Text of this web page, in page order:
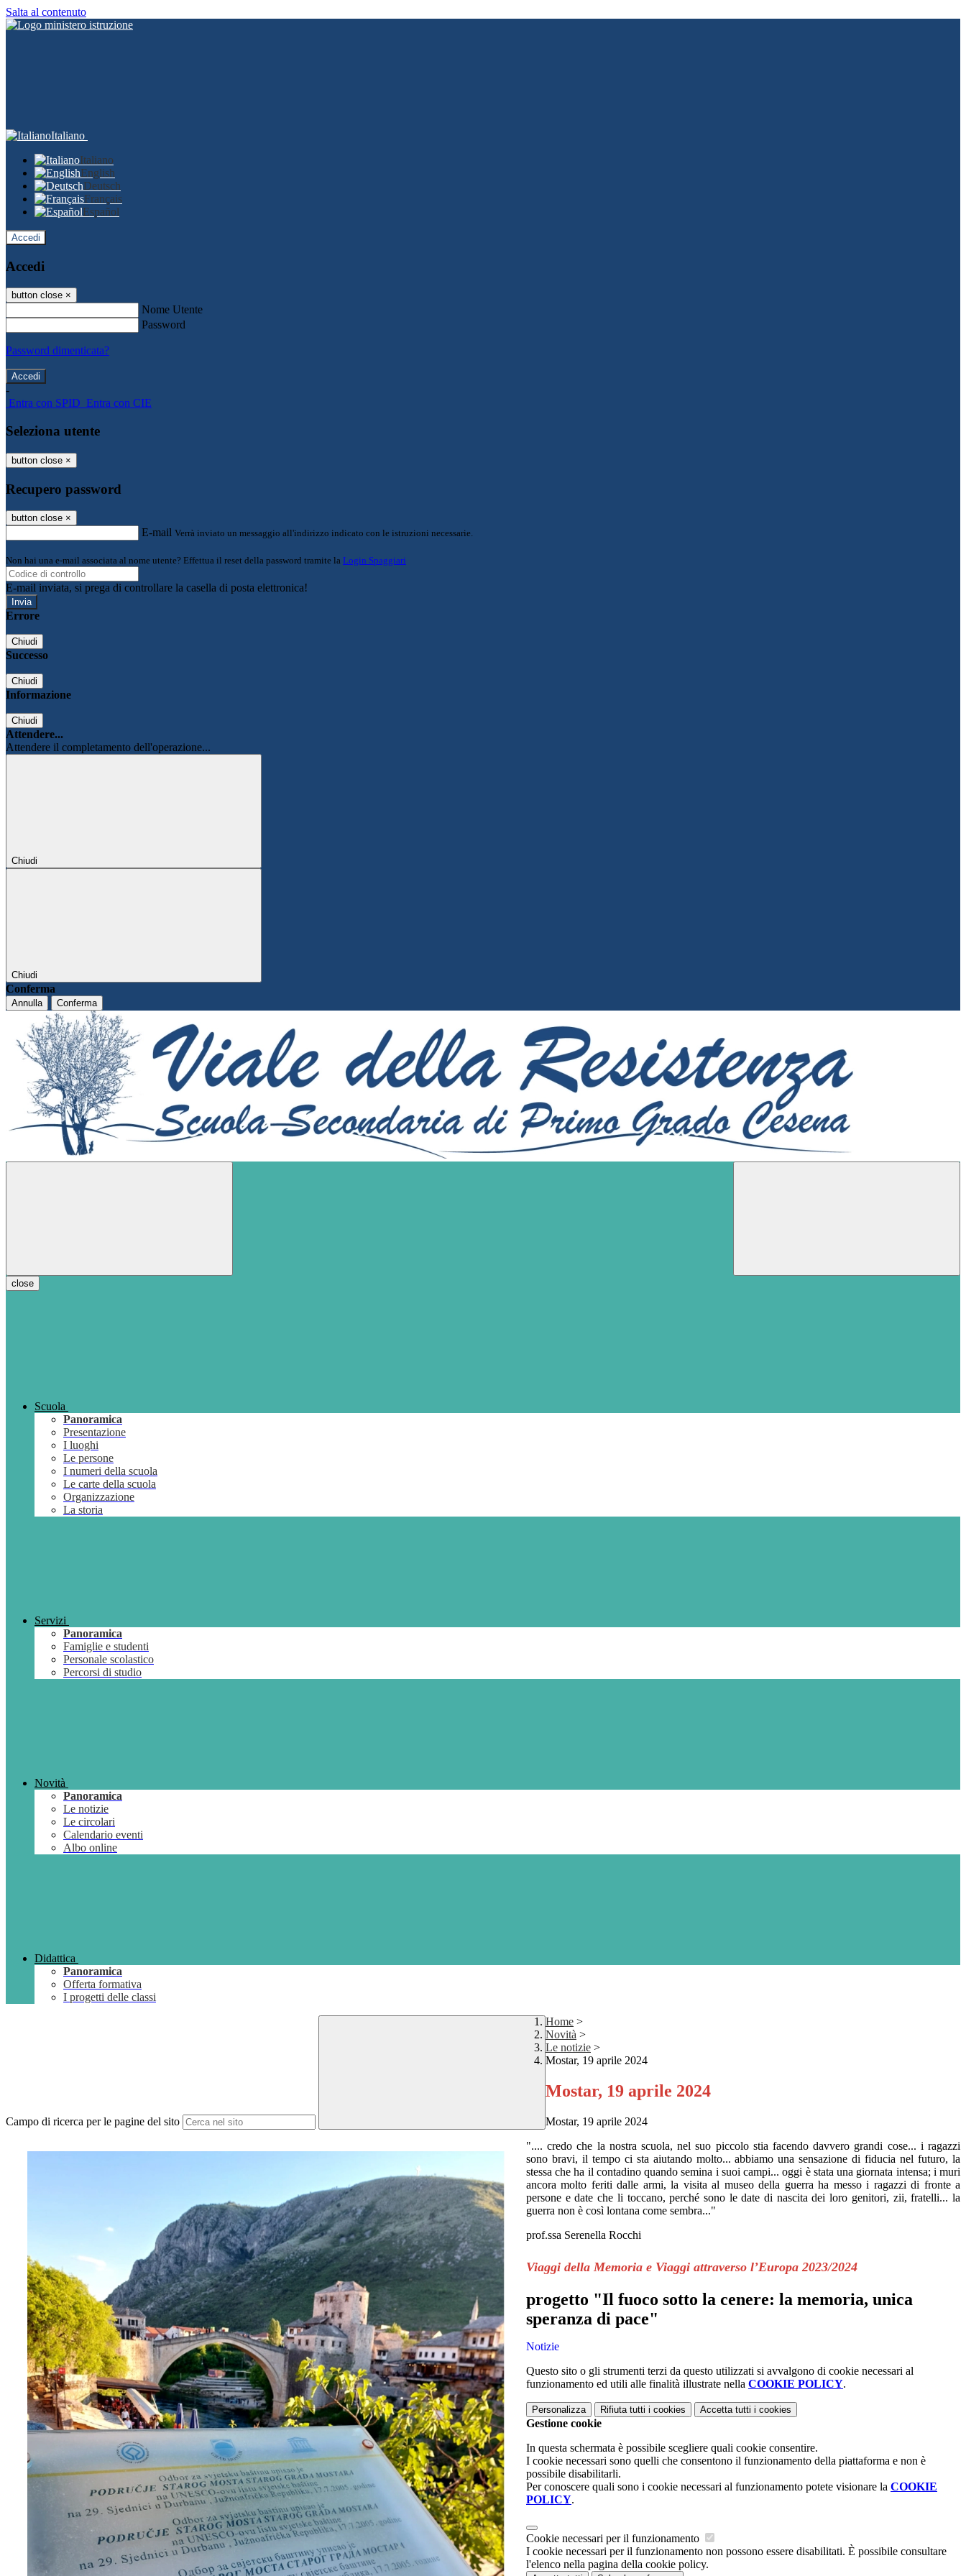
Salta al contenuto
Italiano
Italiano
English
Deutsch
Français
Español
Accedi
Accedi
button close ×
Nome Utente
Password
Password dimenticata?
-
Entra con SPID Entra con CIE
Seleziona utente
button close ×
Recupero password
button close ×
E-mail Verrà inviato un messaggio all'indirizzo indicato con le istruzioni necessarie.
Non hai una e-mail associata al nome utente? Effettua il reset della password tramite la Login Spaggiari
E-mail inviata, si prega di controllare la casella di posta elettronica!
Errore
Chiudi
Successo
Chiudi
Informazione
Chiudi
Attendere...
Attendere il completamento dell'operazione...
Chiudi
Chiudi
Conferma
Annulla Conferma
close
Scuola
Panoramica
Presentazione
I luoghi
Le persone
I numeri della scuola
Le carte della scuola
Organizzazione
La storia
Servizi
Panoramica
Famiglie e studenti
Personale scolastico
Percorsi di studio
Novità
Panoramica
Le notizie
Le circolari
Calendario eventi
Albo online
Didattica
Panoramica
Offerta formativa
I progetti delle classi
Campo di ricerca per le pagine del sito
Home >
Novità >
Le notizie >
Mostar, 19 aprile 2024
Mostar, 19 aprile 2024
Mostar, 19 aprile 2024
".... credo che la nostra scuola, nel suo piccolo stia facendo davvero grandi cose... i ragazzi
sono bravi, il tempo ci sta aiutando molto... abbiamo una sensazione di fiducia nel futuro, la
stessa che ha il contadino quando semina i suoi campi... oggi è stata una giornata intensa; i muri
ancora molto feriti dalle armi, la visita al museo della guerra ha messo i ragazzi di fronte a
persone e date che li toccano, perché sono le date di nascita dei loro genitori, zii, fratelli... la
guerra non è così lontana come sembra..."
prof.ssa Serenella Rocchi
Viaggi della Memoria e Viaggi attraverso l’Europa 2023/2024
progetto "Il fuoco sotto la cenere: la memoria, unica
speranza di pace"
Notizie
Questo sito o gli strumenti terzi da questo utilizzati si avvalgono di cookie necessari al
funzionamento ed utili alle finalità illustrate nella COOKIE POLICY.
Personalizza Rifiuta tutti i cookies Accetta tutti i cookies
Gestione cookie
In questa schermata è possibile scegliere quali cookie consentire.
I cookie necessari sono quelli che consentono il funzionamento della piattaforma e non è
possibile disabilitarli.
Per conoscere quali sono i cookie necessari al funzionamento potete visionare la COOKIE
POLICY.
Cookie necessari per il funzionamento
I cookie necessari per il funzionamento non possono essere disabilitati. È possibile consultare
l'elenco nella pagina della cookie policy.